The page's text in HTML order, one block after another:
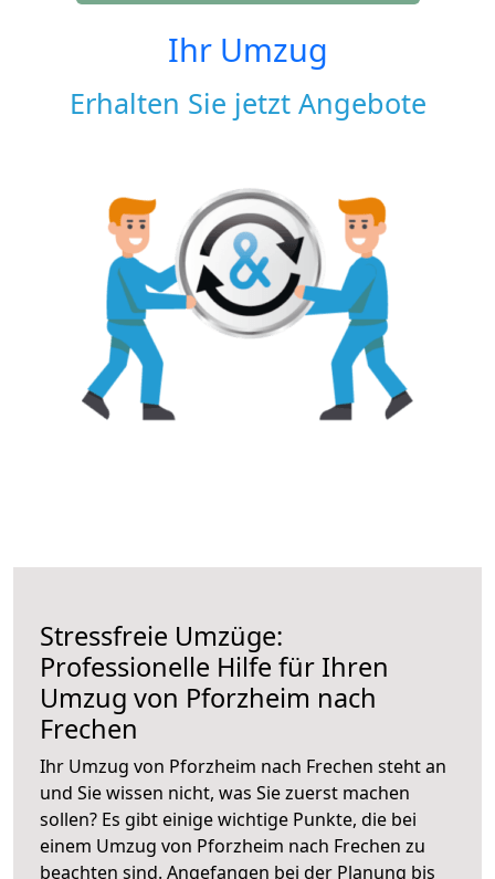
Ihr Umzug
Erhalten Sie jetzt Angebote
Stressfreie Umzüge:
Professionelle Hilfe für Ihren
Umzug von Pforzheim nach
Frechen
Ihr Umzug von Pforzheim nach Frechen steht an
und Sie wissen nicht, was Sie zuerst machen
sollen? Es gibt einige wichtige Punkte, die bei
einem Umzug von Pforzheim nach Frechen zu
beachten sind. Angefangen bei der Planung bis